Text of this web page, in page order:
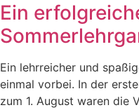
Ein
Ein lehrreicher und
einmal vorbei. In der
zum 1. August waren die